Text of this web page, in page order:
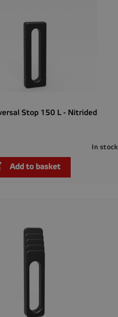
Stop 150 L - Nitrided
In stock
Add to basket